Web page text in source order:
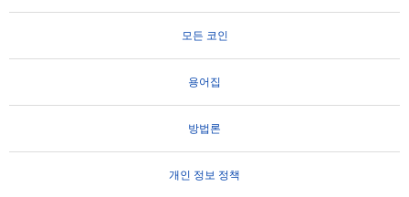
모든 코인
용어집
방법론
개인 정보 정책